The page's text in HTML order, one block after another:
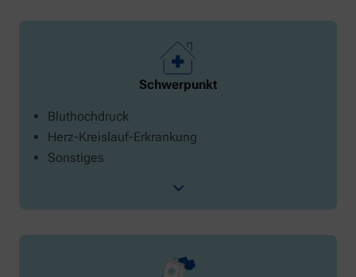
Schwerpunkt
Bluthochdruck
Herz-Kreislauf-Erkrankung
Sonstiges